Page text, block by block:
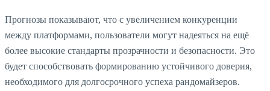
Прогнозы показывают, что с увеличением конкуренции
между платформами, пользователи могут надеяться на ещё
более высокие стандарты прозрачности и безопасности. Это
будет способствовать формированию устойчивого доверия,
необходимого для долгосрочного успеха рандомайзеров.